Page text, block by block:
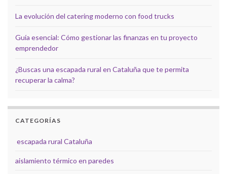
La evolución del catering moderno con food trucks
Guía esencial: Cómo gestionar las finanzas en tu proyecto
emprendedor
¿Buscas una escapada rural en Cataluña que te permita
recuperar la calma?
CATEGORÍAS
escapada rural Cataluña
aislamiento térmico en paredes